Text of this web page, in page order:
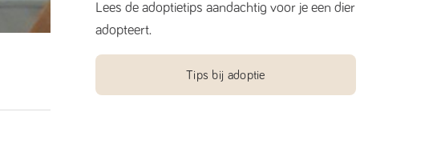
Lees de adoptietips aandachtig voor je een dier
adopteert.
Tips bij adoptie